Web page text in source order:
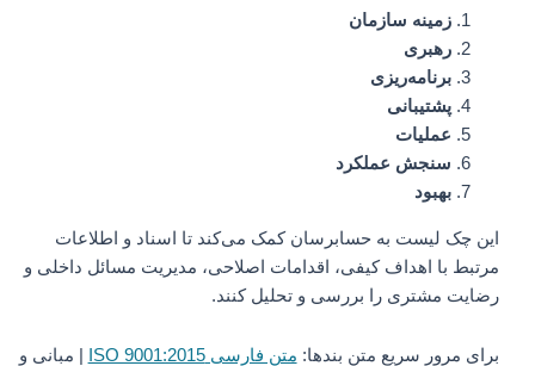
زمینه سازمان
رهبری
برنامه‌ریزی
پشتیبانی
عملیات
سنجش عملکرد
بهبود
این چک لیست به حسابرسان کمک می‌کند تا اسناد و اطلاعات
مرتبط با اهداف کیفی، اقدامات اصلاحی، مدیریت مسائل داخلی و
رضایت مشتری را بررسی و تحلیل کنند.
برای مرور سریع متن بندها:متن فارسی ISO 9001:2015
| مبانی و